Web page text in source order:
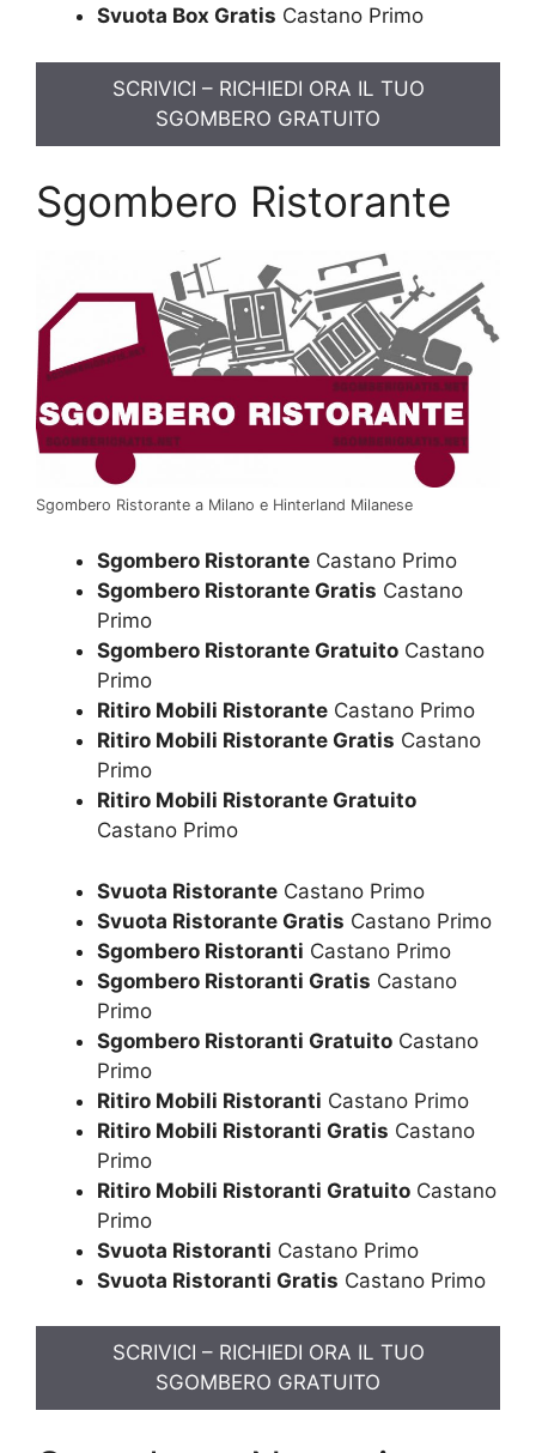
Svuota Box Gratis Castano Primo
SCRIVICI – RICHIEDI ORA IL TUO
SGOMBERO GRATUITO
Sgombero Ristorante
Sgombero Ristorante a Milano e Hinterland Milanese
Sgombero Ristorante Castano Primo
Sgombero Ristorante Gratis Castano
Primo
Sgombero Ristorante Gratuito Castano
Primo
Ritiro Mobili Ristorante Castano Primo
Ritiro Mobili Ristorante Gratis Castano
Primo
Ritiro Mobili Ristorante Gratuito
Castano Primo
Svuota Ristorante Castano Primo
Svuota Ristorante Gratis Castano Primo
Sgombero Ristoranti Castano Primo
Sgombero Ristoranti Gratis Castano
Primo
Sgombero Ristoranti Gratuito Castano
Primo
Ritiro Mobili Ristoranti Castano Primo
Ritiro Mobili Ristoranti Gratis Castano
Primo
Ritiro Mobili Ristoranti Gratuito Castano
Primo
Svuota Ristoranti Castano Primo
Svuota Ristoranti Gratis Castano Primo
SCRIVICI – RICHIEDI ORA IL TUO
SGOMBERO GRATUITO